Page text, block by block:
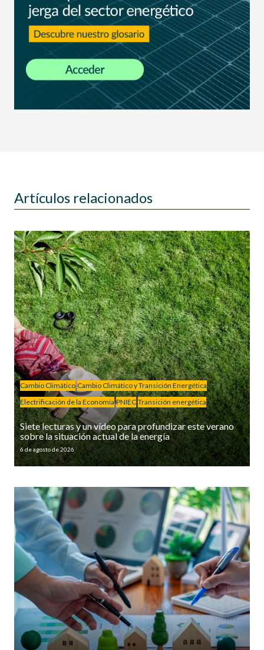
Artículos relacionados
Cambio Climático Cambio Climático y Transición Energética
Electrificación de la Economía PNIEC Transición energética
Siete lecturas y un vídeo para profundizar este verano
sobre la situación actual de la energía
6 de agosto de 2026